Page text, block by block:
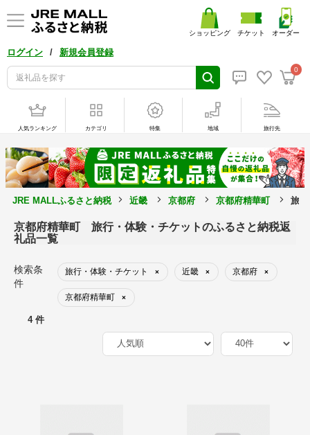
ログイン / 新規会員登録
0
ショッピング チケット オーダー
人気ランキング カテゴリ 特集 地域 旅行先
JRE MALLふるさと納税 近畿 京都府 京都府精華町 旅
京都府精華町 旅行・体験・チケットのふるさと納税返
礼品一覧
検索条
件
旅行・体験・チケット × 近畿 × 京都府 ×
京都府精華町 ×
4 件